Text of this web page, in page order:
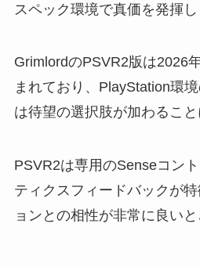
スペック環境で真価を発揮し
GrimlordのPSVR2版は2026
まれており、PlayStation環
は待望の選択肢が加わること
PSVR2は専用のSenseコン
ティクスフィードバックが
ョンとの相性が非常に良いと